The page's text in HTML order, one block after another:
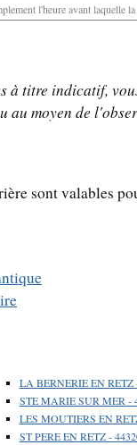
l'heure avant laquelle
à titre indicatif,
au moyen de
sont valables
LA BERNERIE EN RETZ
STE MARIE SUR MER -
LES MOUTIERS EN
ST PERE EN RETZ -